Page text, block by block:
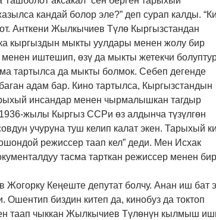
кандай болор эле?” деп сурап калды.
Анткени Жылкычиев Түлө Кыргызстандан
кыргыздын мыкты уулдары менен жолу бир
иштешип, өзү да мыкты жетекчи
тартылса да мыкты болмок. Себеп дегенде
адам бар. Кино тартылса, Кыргызстандын
инсандар менен чырмалышкан тагдыр
жылы Кыргыз ССРи өз алдынча түзүлгөн
учуруна туш келип калат экен. Тарыхый
режиссер таап кел” деди. Мен Исхак
тасма тарткан режиссер менен
Жогорку Кеңеште депутат болчу. Анан иш бат
биздин китеп да, кинобуз да токтоп
таап чыккан Жылкычиев Түлөнүн кылмыш